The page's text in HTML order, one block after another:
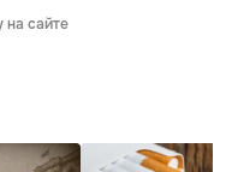
на сайте